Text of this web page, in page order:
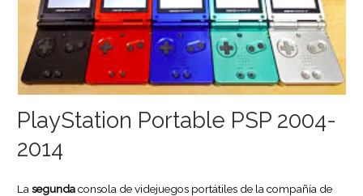
PlayStation Portable PSP 2004-
2014
Lasegundaconsola de videjuegos portátiles de la compañía de